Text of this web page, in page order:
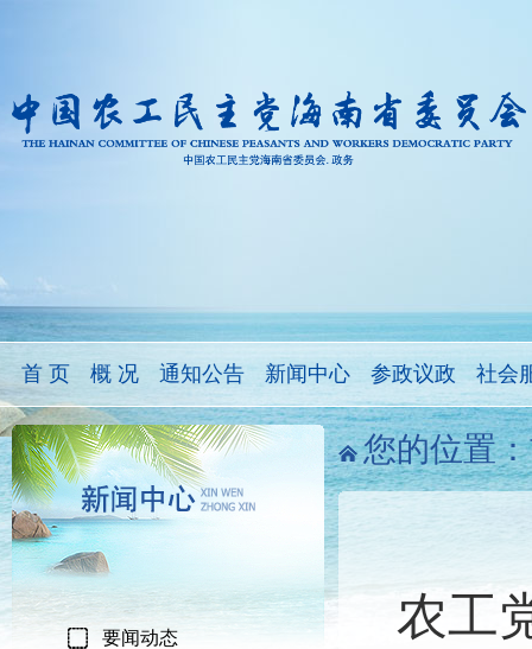
首 页 概 况 通知公告 新闻中心 参政议政 社会
要闻动态
您的位置：
农工